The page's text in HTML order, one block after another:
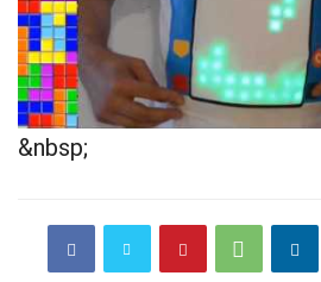
&nbsp;